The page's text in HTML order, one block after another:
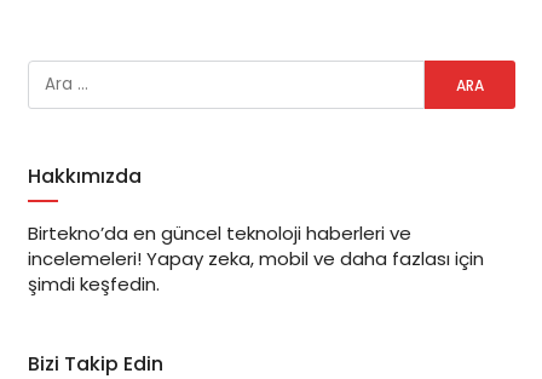
Hakkımızda
Birtekno’da en güncel teknoloji haberleri ve
incelemeleri! Yapay zeka, mobil ve daha fazlası için
şimdi keşfedin.
Bizi Takip Edin